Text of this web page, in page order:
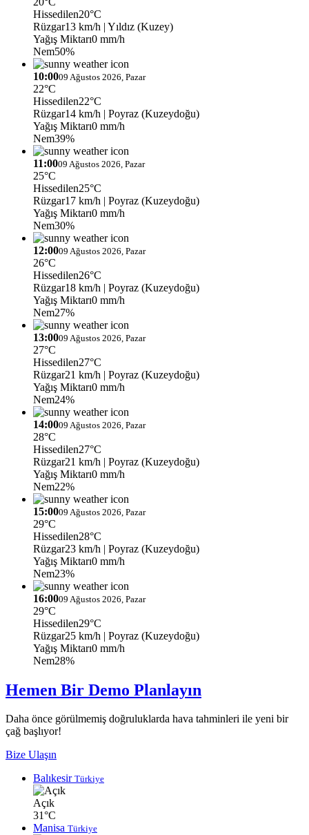
Hissedilen20°C
Rüzgar13 km/h | Yıldız (Kuzey)
Yağış Miktarı0 mm/h
Nem50%
10:0009 Ağustos 2026, Pazar
22°C
Hissedilen22°C
Rüzgar14 km/h | Poyraz (Kuzeydoğu)
Yağış Miktarı0 mm/h
Nem39%
11:0009 Ağustos 2026, Pazar
25°C
Hissedilen25°C
Rüzgar17 km/h | Poyraz (Kuzeydoğu)
Yağış Miktarı0 mm/h
Nem30%
12:0009 Ağustos 2026, Pazar
26°C
Hissedilen26°C
Rüzgar18 km/h | Poyraz (Kuzeydoğu)
Yağış Miktarı0 mm/h
Nem27%
13:0009 Ağustos 2026, Pazar
27°C
Hissedilen27°C
Rüzgar21 km/h | Poyraz (Kuzeydoğu)
Yağış Miktarı0 mm/h
Nem24%
14:0009 Ağustos 2026, Pazar
28°C
Hissedilen27°C
Rüzgar21 km/h | Poyraz (Kuzeydoğu)
Yağış Miktarı0 mm/h
Nem22%
15:0009 Ağustos 2026, Pazar
29°C
Hissedilen28°C
Rüzgar23 km/h | Poyraz (Kuzeydoğu)
Yağış Miktarı0 mm/h
Nem23%
16:0009 Ağustos 2026, Pazar
29°C
Hissedilen29°C
Rüzgar25 km/h | Poyraz (Kuzeydoğu)
Yağış Miktarı0 mm/h
Nem28%
Hemen Bir Demo Planlayın
Daha önce görülmemiş doğruluklarda hava tahminleri ile yeni bir
çağ başlıyor!
Bize Ulaşın
Balıkesir Türkiye
Açık
31°C
Manisa Türkiye